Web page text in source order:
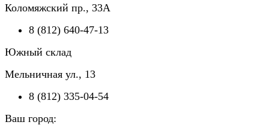
Коломяжский пр., 33А
8 (812) 640-47-13
Южный склад
Мельничная ул., 13
8 (812) 335-04-54
Ваш город: